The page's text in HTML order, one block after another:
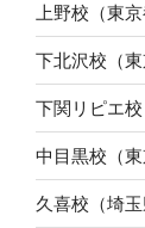
上野校（東京
下北沢校（東
下関リピエ校
中目黒校（東
久喜校（埼玉